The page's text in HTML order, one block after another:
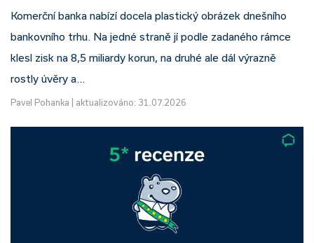
Komerční banka nabízí docela plastický obrázek dnešního
bankovního trhu. Na jedné straně jí podle zadaného rámce
klesl zisk na 8,5 miliardy korun, na druhé ale dál výrazně
rostly úvěry a…
Pavel Pohanka aktualizováno: 31.07.2026